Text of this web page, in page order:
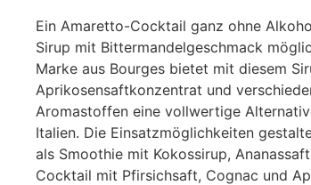
Ein Amaretto-Cocktail ganz ohne
Sirup mit Bittermandelgeschmack
Marke aus Bourges bietet mit diesem
Aprikosensaftkonzentrat und
Aromastoffen eine vollwertige
Italien. Die Einsatzmöglichkeiten
als Smoothie mit Kokossirup,
Cocktail mit Pfirsichsaft, Cognac und